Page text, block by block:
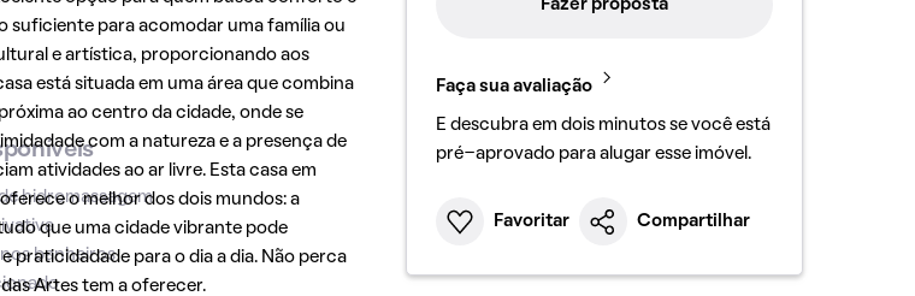
suficiente para acomodar uma família ou
e artística, proporcionando aos
está situada em uma área que combina
ao centro da cidade, onde se
com a natureza e a presença de
atividades ao ar livre. Esta casa em
o melhor dos dois mundos: a
que uma cidade vibrante pode
praticidadade para o dia a dia. Não perca
Artestem a oferecer.
hidromassagem
banheiros
Fazer proposta
Faça sua avaliação
E descubra em dois minutos se você está
pré-aprovado para alugar esse imóvel.
Favoritar Compartilhar